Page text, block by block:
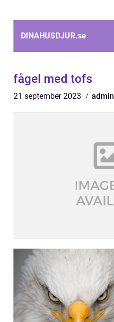
DINAHUSDJUR.se
fågel med tofs
21 september 2023 admin